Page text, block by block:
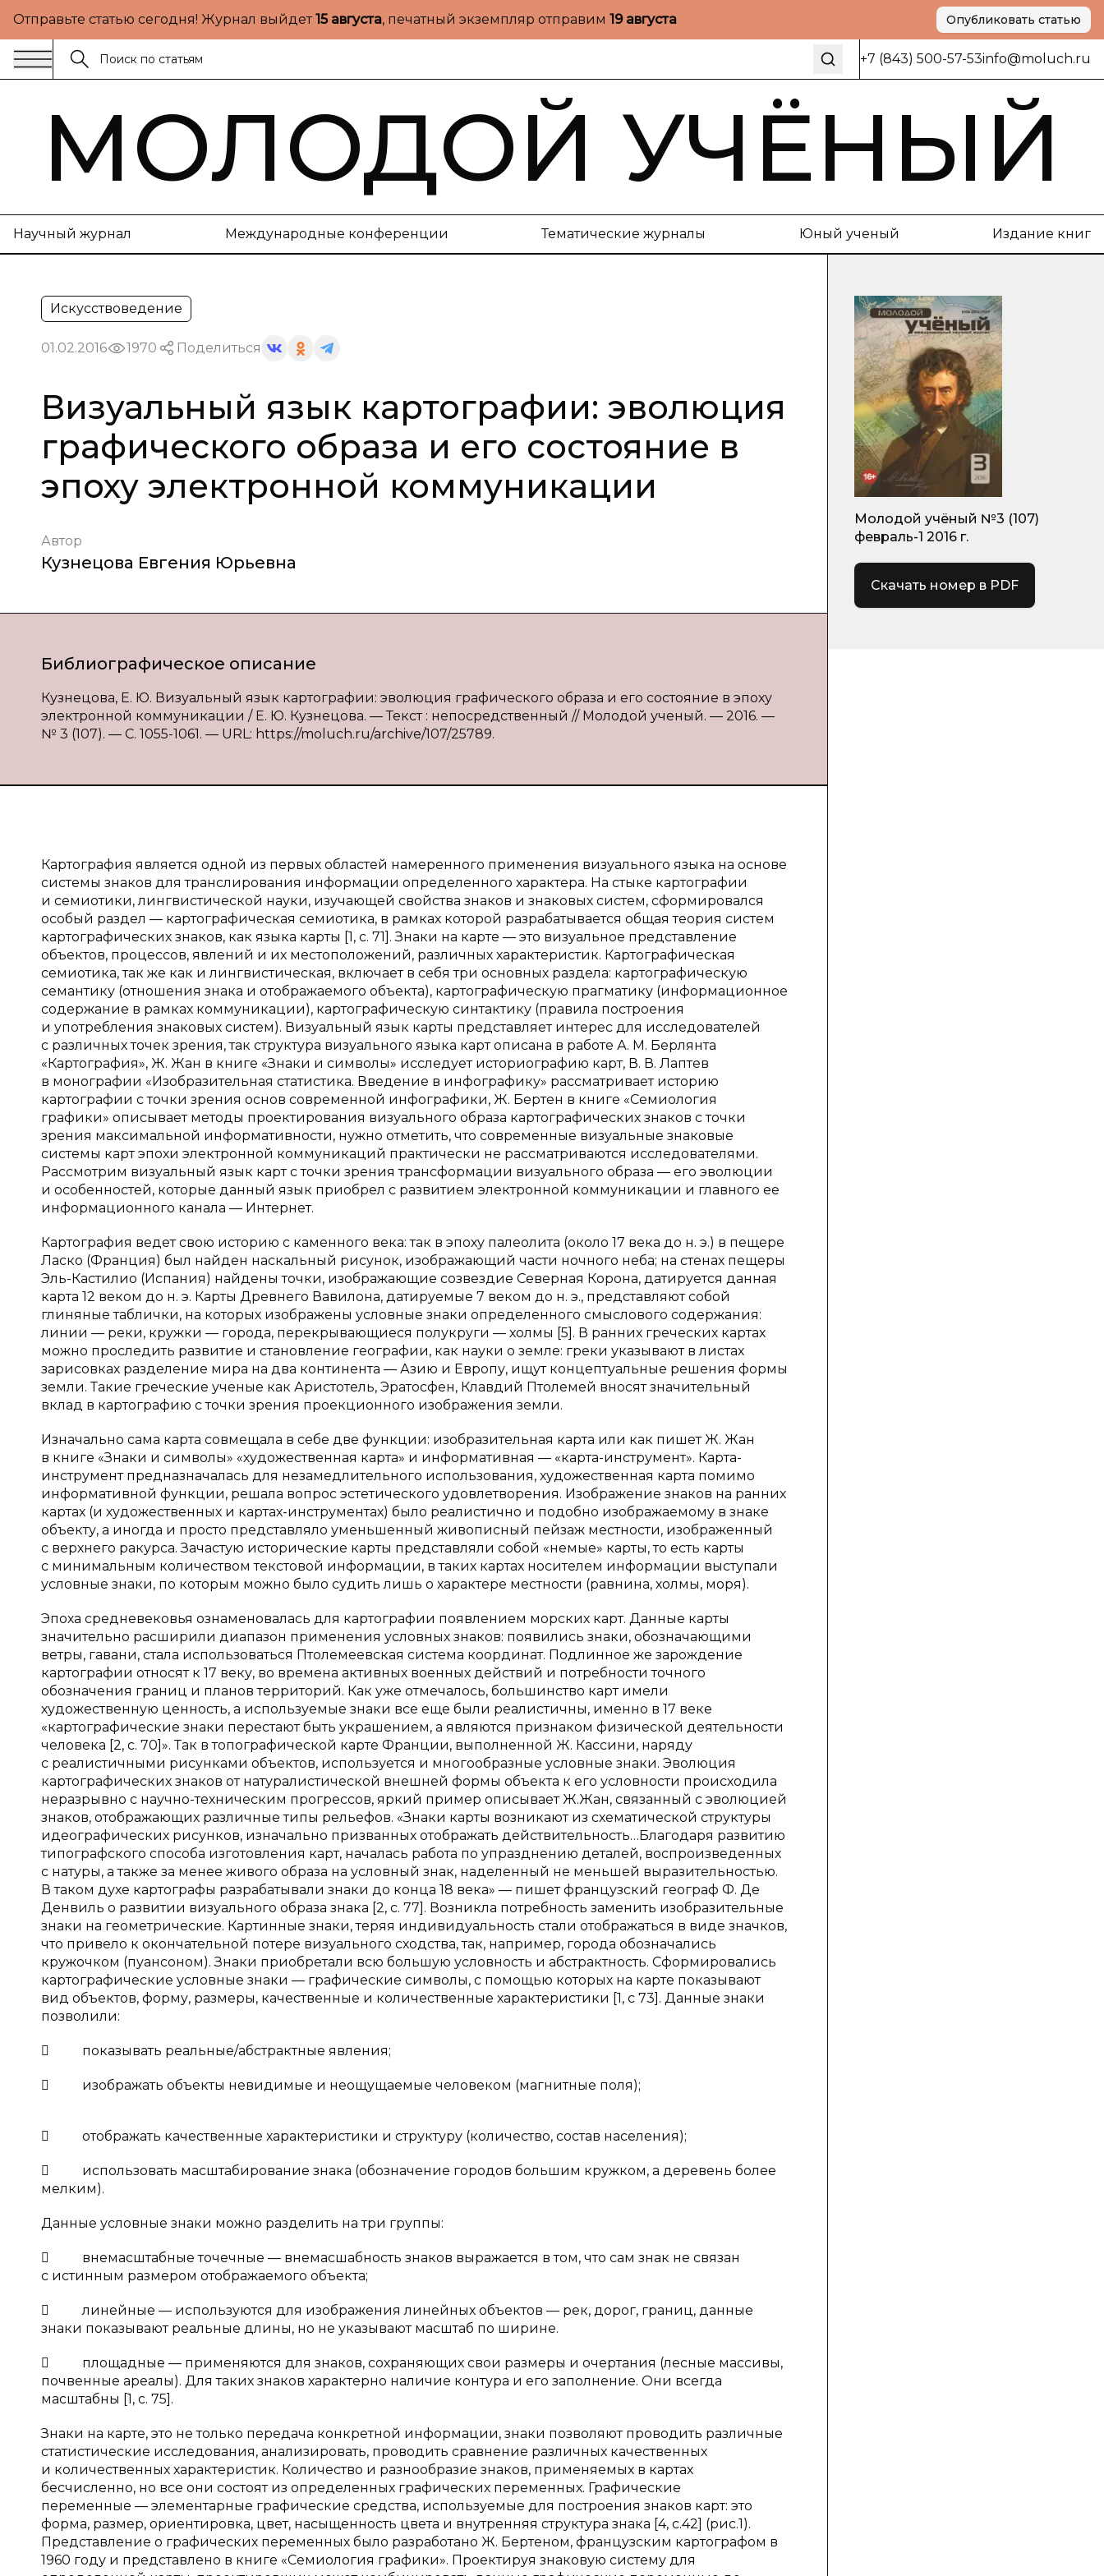
Отправьте статью сегодня! Журнал выйдет15 августа, печатный экземпляр отправим 19 августа Опубликовать статью
+7 (843) 500-57-53info@moluch.ru
МОЛОДОЙ УЧЁНЫЙ
Научный журнал Международные конференции Тематические журналы Юный ученый Издание книг
Искусствоведение
01.02.2016 1970 Поделиться
Визуальный язык картографии: эволюция
графического образа и его состояние в
эпоху электронной коммуникации
Автор
Кузнецова Евгения Юрьевна
Библиографическое описание
Кузнецова, Е. Ю. Визуальный язык картографии: эволюция графического образа и его состояние в эпоху
электронной коммуникации / Е. Ю. Кузнецова. — Текст : непосредственный // Молодой ученый. — 2016. —
№ 3 (107). — С. 1055-1061. — URL: https://moluch.ru/archive/107/25789.
Картография является одной из первых областей намеренного применения визуального языка на основе
системы знаков для транслирования информации определенного характера. На стыке картографии
и семиотики, лингвистической науки, изучающей свойства знаков и знаковых систем, сформировался
особый раздел — картографическая семиотика, в рамках которой разрабатывается общая теория систем
картографических знаков, как языка карты [1, с. 71]. Знаки на карте — это визуальное представление
объектов, процессов, явлений и их местоположений, различных характеристик. Картографическая
семиотика, так же как и лингвистическая, включает в себя три основных раздела: картографическую
семантику (отношения знака и отображаемого объекта), картографическую прагматику (информационное
содержание в рамках коммуникации), картографическую синтактику (правила построения
и употребления знаковых систем). Визуальный язык карты представляет интерес для исследователей
с различных точек зрения, так структура визуального языка карт описана в работе А. М. Берлянта
«Картография», Ж. Жан в книге «Знаки и символы» исследует историографию карт, В. В. Лаптев
в монографии «Изобразительная статистика. Введение в инфографику» рассматривает историю
картографии с точки зрения основ современной инфографики, Ж. Бертен в книге «Семиология
графики» описывает методы проектирования визуального образа картографических знаков с точки
зрения максимальной информативности, нужно отметить, что современные визуальные знаковые
системы карт эпохи электронной коммуникаций практически не рассматриваются исследователями.
Рассмотрим визуальный язык карт с точки зрения трансформации визуального образа — его эволюции
и особенностей, которые данный язык приобрел с развитием электронной коммуникации и главного ее
информационного канала — Интернет.
Картография ведет свою историю с каменного века: так в эпоху палеолита (около 17 века до н. э.) в пещере
Ласко (Франция) был найден наскальный рисунок, изображающий части ночного неба; на стенах пещеры
Эль-Кастилио (Испания) найдены точки, изображающие созвездие Северная Корона, датируется данная
карта 12 веком до н. э. Карты Древнего Вавилона, датируемые 7 веком до н. э., представляют собой
глиняные таблички, на которых изображены условные знаки определенного смыслового содержания:
линии — реки, кружки — города, перекрывающиеся полукруги — холмы [5]. В ранних греческих картах
можно проследить развитие и становление географии, как науки о земле: греки указывают в листах
зарисовках разделение мира на два континента — Азию и Европу, ищут концептуальные решения формы
земли. Такие греческие ученые как Аристотель, Эратосфен, Клавдий Птолемей вносят значительный
вклад в картографию с точки зрения проекционного изображения земли.
Изначально сама карта совмещала в себе две функции: изобразительная карта или как пишет Ж. Жан
в книге «Знаки и символы» «художественная карта» и информативная — «карта-инструмент». Карта-
инструмент предназначалась для незамедлительного использования, художественная карта помимо
информативной функции, решала вопрос эстетического удовлетворения. Изображение знаков на ранних
картах (и художественных и картах-инструментах) было реалистично и подобно изображаемому в знаке
объекту, а иногда и просто представляло уменьшенный живописный пейзаж местности, изображенный
с верхнего ракурса. Зачастую исторические карты представляли собой «немые» карты, то есть карты
с минимальным количеством текстовой информации, в таких картах носителем информации выступали
условные знаки, по которым можно было судить лишь о характере местности (равнина, холмы, моря).
Эпоха средневековья ознаменовалась для картографии появлением морских карт. Данные карты
значительно расширили диапазон применения условных знаков: появились знаки, обозначающими
ветры, гавани, стала использоваться Птолемеевская система координат. Подлинное же зарождение
картографии относят к 17 веку, во времена активных военных действий и потребности точного
обозначения границ и планов территорий. Как уже отмечалось, большинство карт имели
художественную ценность, а используемые знаки все еще были реалистичны, именно в 17 веке
«картографические знаки перестают быть украшением, а являются признаком физической деятельности
человека [2, с. 70]». Так в топографической карте Франции, выполненной Ж. Кассини, наряду
с реалистичными рисунками объектов, используется и многообразные условные знаки. Эволюция
картографических знаков от натуралистической внешней формы объекта к его условности происходила
неразрывно с научно-техническим прогрессов, яркий пример описывает Ж.Жан, связанный с эволюцией
знаков, отображающих различные типы рельефов. «Знаки карты возникают из схематической структуры
идеографических рисунков, изначально призванных отображать действительность…Благодаря развитию
типографского способа изготовления карт, началась работа по упразднению деталей, воспроизведенных
с натуры, а также за менее живого образа на условный знак, наделенный не меньшей выразительностью.
В таком духе картографы разрабатывали знаки до конца 18 века» — пишет французский географ Ф. Де
Денвиль о развитии визуального образа знака [2, с. 77]. Возникла потребность заменить изобразительные
знаки на геометрические. Картинные знаки, теряя индивидуальность стали отображаться в виде значков,
что привело к окончательной потере визуального сходства, так, например, города обозначались
кружочком (пуансоном). Знаки приобретали всю большую условность и абстрактность. Сформировались
картографические условные знаки — графические символы, с помощью которых на карте показывают
вид объектов, форму, размеры, качественные и количественные характеристики [1, с 73]. Данные знаки
позволили:
 показывать реальные/абстрактные явления;
 изображать объекты невидимые и неощущаемые человеком (магнитные поля);
 отображать качественные характеристики и структуру (количество, состав населения);
 использовать масштабирование знака (обозначение городов большим кружком, а деревень более
мелким).
Данные условные знаки можно разделить на три группы:
 внемасштабные точечные — внемасшабность знаков выражается в том, что сам знак не связан
с истинным размером отображаемого объекта;
 линейные — используются для изображения линейных объектов — рек, дорог, границ, данные
знаки показывают реальные длины, но не указывают масштаб по ширине.
 площадные — применяются для знаков, сохраняющих свои размеры и очертания (лесные массивы,
почвенные ареалы). Для таких знаков характерно наличие контура и его заполнение. Они всегда
масштабны [1, с. 75].
Знаки на карте, это не только передача конкретной информации, знаки позволяют проводить различные
статистические исследования, анализировать, проводить сравнение различных качественных
и количественных характеристик. Количество и разнообразие знаков, применяемых в картах
бесчисленно, но все они состоят из определенных графических переменных. Графические
переменные — элементарные графические средства, используемые для построения знаков карт: это
форма, размер, ориентировка, цвет, насыщенность цвета и внутренняя структура знака [4, с.42] (рис.1).
Представление о графических переменных было разработано Ж. Бертеном, французским картографом в
1960 году и представлено в книге «Семиология графики». Проектируя знаковую систему для
Молодой учёный №3 (107)
февраль-1 2016 г.
Скачать номер в PDF